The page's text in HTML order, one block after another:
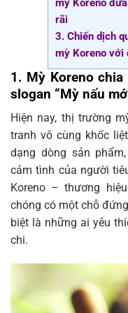
mỳ Koreno
rãi
3. Chiến dịch
mỳ Koreno với
1. Mỳ Koreno
slogan “Mỳ nấu
Hiện nay, thị trường
tranh vô cùng khốc
dạng dòng sản
cảm tình của người
Koreno – thương
chóng có một chỗ
biệt là những ai yêu
chi.